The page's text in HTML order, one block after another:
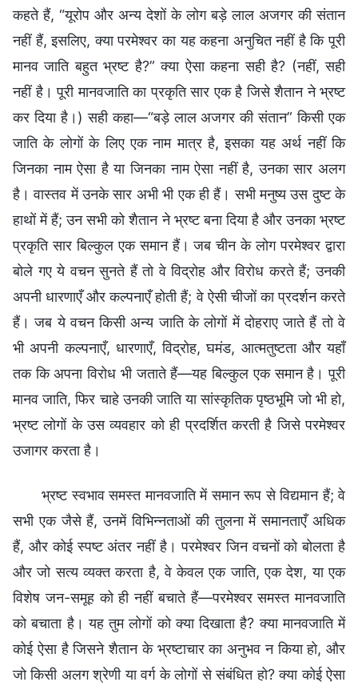
कहते हैं, “यूरोप और अन्य देशों के लोग बड़े लाल अजगर की संतान
नहीं हैं, इसलिए, क्या परमेश्वर का यह कहना अनुचित नहीं है कि पूरी
मानव जाति बहुत भ्रष्ट है?” क्या ऐसा कहना सही है? (नहीं, सही
नहीं है। पूरी मानवजाति का प्रकृति सार एक है जिसे शैतान ने भ्रष्ट
कर दिया है।) सही कहा—“बड़े लाल अजगर की संतान” किसी एक
जाति के लोगों के लिए एक नाम मात्र है, इसका यह अर्थ नहीं कि
जिनका नाम ऐसा है या जिनका नाम ऐसा नहीं है, उनका सार अलग
है। वास्तव में उनके सार अभी भी एक ही हैं। सभी मनुष्य उस दुष्ट के
हाथों में हैं; उन सभी को शैतान ने भ्रष्ट बना दिया है और उनका भ्रष्ट
प्रकृति सार बिल्कुल एक समान हैं। जब चीन के लोग परमेश्वर द्वारा
बोले गए ये वचन सुनते हैं तो वे विद्रोह और विरोध करते हैं; उनकी
अपनी धारणाएँ और कल्पनाएँ होती हैं; वे ऐसी चीजों का प्रदर्शन करते
हैं। जब ये वचन किसी अन्य जाति के लोगों में दोहराए जाते हैं तो वे
भी अपनी कल्पनाएँ, धारणाएँ, विद्रोह, घमंड, आत्मतुष्टता और यहाँ
तक कि अपना विरोध भी जताते हैं—यह बिल्कुल एक समान है। पूरी
मानव जाति, फिर चाहे उनकी जाति या सांस्कृतिक पृष्ठभूमि जो भी हो,
भ्रष्ट लोगों के उस व्यवहार को ही प्रदर्शित करती है जिसे परमेश्वर
उजागर करता है।
भ्रष्ट स्वभाव समस्त मानवजाति में समान रूप से विद्यमान हैं; वे
सभी एक जैसे हैं, उनमें विभिन्नताओं की तुलना में समानताएँ अधिक
हैं, और कोई स्पष्ट अंतर नहीं है। परमेश्वर जिन वचनों को बोलता है
और जो सत्य व्यक्त करता है, वे केवल एक जाति, एक देश, या एक
विशेष जन-समूह को ही नहीं बचाते हैं—परमेश्वर समस्त मानवजाति
को बचाता है। यह तुम लोगों को क्या दिखाता है? क्या मानवजाति में
कोई ऐसा है जिसने शैतान के भ्रष्टाचार का अनुभव न किया हो, और
जो किसी अलग श्रेणी या वर्ग के लोगों से संबंधित हो? क्या कोई ऐसा